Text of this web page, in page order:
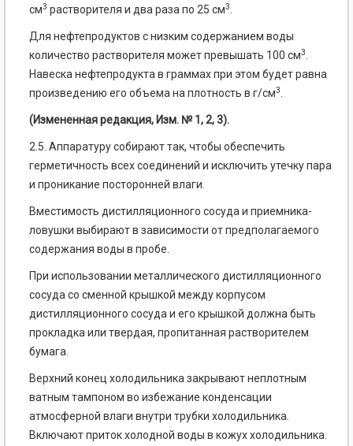
см3 растворителя и два раза по 25 см3.
Для нефтепродуктов с низким содержанием воды
количество растворителя может превышать 100 см3.
Навеска нефтепродукта в граммах при этом будет равна
произведению его объема на плотность в г/см3.
(Измененная редакция, Изм. № 1, 2, 3).
2.5. Аппаратуру собирают так, чтобы обеспечить
герметичность всех соединений и исключить утечку пара
и проникание посторонней влаги.
Вместимость дистилляционного сосуда и приемника-
ловушки выбирают в зависимости от предполагаемого
содержания воды в пробе.
При использовании металлического дистилляционного
сосуда со сменной крышкой между корпусом
дистилляционного сосуда и его крышкой должна быть
прокладка или твердая, пропитанная растворителем
бумага.
Верхний конец холодильника закрывают неплотным
ватным тампоном во избежание конденсации
атмосферной влаги внутри трубки холодильника.
Включают приток холодной воды в кожух холодильника.